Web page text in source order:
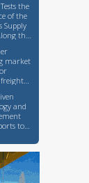
and the
of the
Supply
the
market
a
than
and
to